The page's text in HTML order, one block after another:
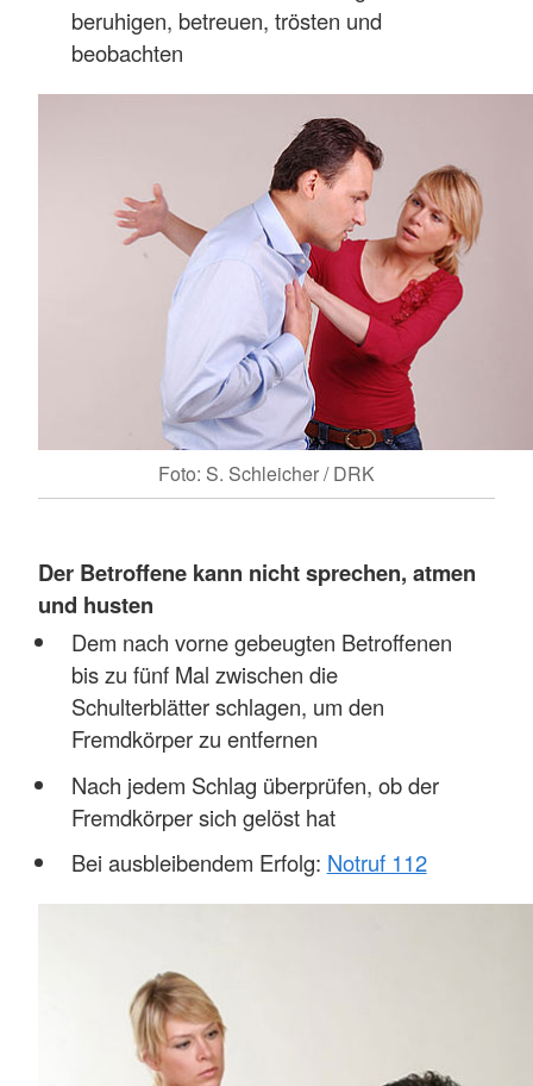
beruhigen, betreuen, trösten und
beobachten
Foto: S. Schleicher / DRK
Der Betroffene kann nicht sprechen, atmen
und husten
Dem nach vorne gebeugten Betroffenen
bis zu fünf Mal zwischen die
Schulterblätter schlagen, um den
Fremdkörper zu entfernen
Nach jedem Schlag überprüfen, ob der
Fremdkörper sich gelöst hat
Bei ausbleibendem Erfolg: Notruf 112